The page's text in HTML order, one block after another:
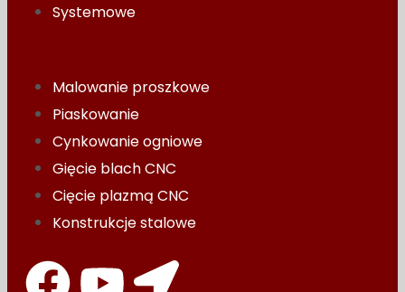
Systemowe
Malowanie proszkowe
Piaskowanie
Cynkowanie ogniowe
Gięcie blach CNC
Cięcie plazmą CNC
Konstrukcje stalowe